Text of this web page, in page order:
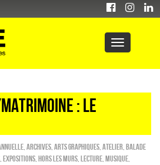
: le
Archives Arts graphiques Atelier Balade
EXPOSITIONS HORS LES MURS Lecture Musique